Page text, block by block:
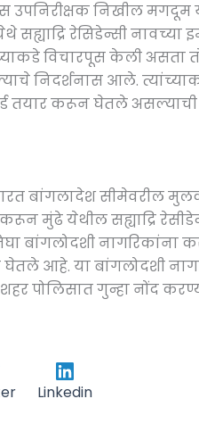
निखील मगदूम
रेसिडेन्सी
विचारपूस केली
निदर्शनास आले.
तयार करून घेतले असल्याची
बांगलादेश सीमेवरील
करून मुंढे येथील सह्याद्रि
बांगलोदशी नागरिकांना
आहे. या बांगलोदशी
पोलिसात गुन्हा नोंद
Linkedin